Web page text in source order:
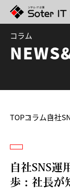
コラム
TOPコラム
自社SNS運
歩：社長が